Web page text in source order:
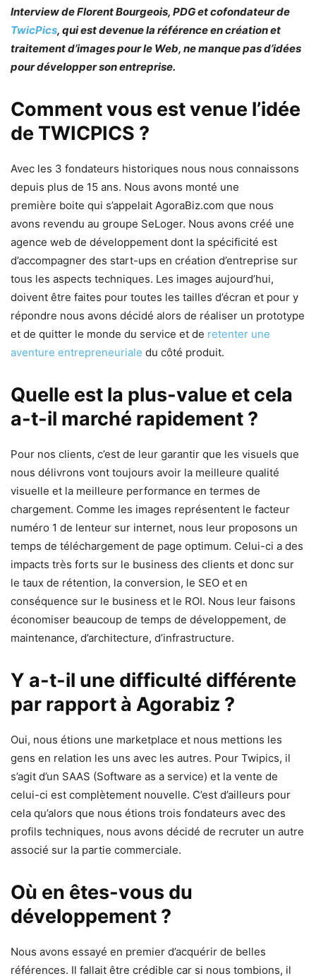
Interview de Florent Bourgeois, PDG et cofondateur de
TwicPics, qui est devenue la référence en création et
traitement d’images pour le Web, ne manque pas d’idées
pour développer son entreprise.
Comment vous est venue l’idée
de TWICPICS ?
Avec les 3 fondateurs historiques nous nous connaissons
depuis plus de 15 ans. Nous avons monté une
première boite qui s’appelait AgoraBiz.com que nous
avons revendu au groupe SeLoger. Nous avons créé une
agence web de développement dont la spécificité est
d’accompagner des start-ups en création d’entreprise sur
tous les aspects techniques. Les images aujourd’hui,
doivent être faites pour toutes les tailles d’écran et pour y
répondre nous avons décidé alors de réaliser un prototype
et de quitter le monde du service et de retenter une
aventure entrepreneuriale du côté produit.
Quelle est la plus-value et cela
a-t-il marché rapidement ?
Pour nos clients, c’est de leur garantir que les visuels que
nous délivrons vont toujours avoir la meilleure qualité
visuelle et la meilleure performance en termes de
chargement. Comme les images représentent le facteur
numéro 1 de lenteur sur internet, nous leur proposons un
temps de téléchargement de page optimum. Celui-ci a des
impacts très forts sur le business des clients et donc sur
le taux de rétention, la conversion, le SEO et en
conséquence sur le business et le ROI. Nous leur faisons
économiser beaucoup de temps de développement, de
maintenance, d’architecture, d’infrastructure.
Y a-t-il une difficulté différente
par rapport à Agorabiz ?
Oui, nous étions une marketplace et nous mettions les
gens en relation les uns avec les autres. Pour Twipics, il
s’agit d’un SAAS (Software as a service) et la vente de
celui-ci est complètement nouvelle. C’est d’ailleurs pour
cela qu’alors que nous étions trois fondateurs avec des
profils techniques, nous avons décidé de recruter un autre
associé sur la partie commerciale.
Où en êtes-vous du
développement ?
Nous avons essayé en premier d’acquérir de belles
références. Il fallait être crédible car si nous tombions, il